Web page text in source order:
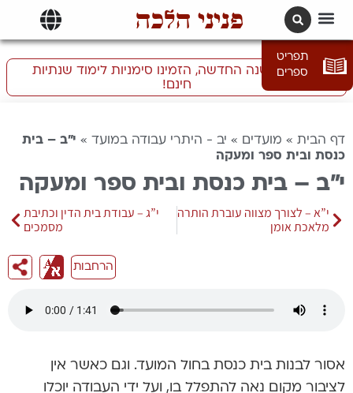
פניני הלכה
תפריט
ספרים
התכוננו לשנה החדשה, הזמינו סימניות לימוד שנתיות
חינם!
דף הבית » מועדים » יב - היתרי עבודה במועד » י”ב – בית
כנסת ובית ספר ומעקה
י”ב – בית כנסת ובית ספר ומעקה
י”א – לצורך מצווה עוברת הותרה
מלאכת אומן
י”ג – עבודת בית הדין וכתיבת
מסמכים
הרחבות
אסור לבנות בית כנסת בחול המועד. וגם כאשר אין
לציבור מקום נאה להתפלל בו, ועל ידי העבודה יוכלו